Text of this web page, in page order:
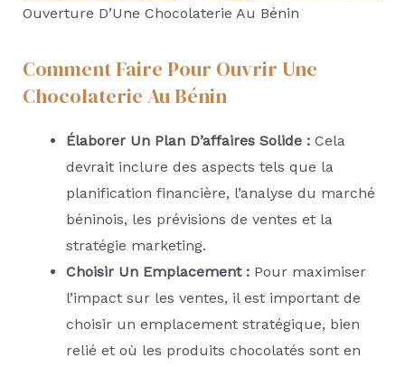
Ouverture D’Une Chocolaterie Au Bénin
Comment Faire Pour Ouvrir Une
Chocolaterie Au Bénin
Élaborer Un Plan D’affaires Solide : Cela
devrait inclure des aspects tels que la
planification financière, l’analyse du marché
béninois, les prévisions de ventes et la
stratégie marketing.
Choisir Un Emplacement :Pour maximiser
l’impact sur les ventes, il est important de
choisir un emplacement stratégique, bien
relié et où les produits chocolatés sont en